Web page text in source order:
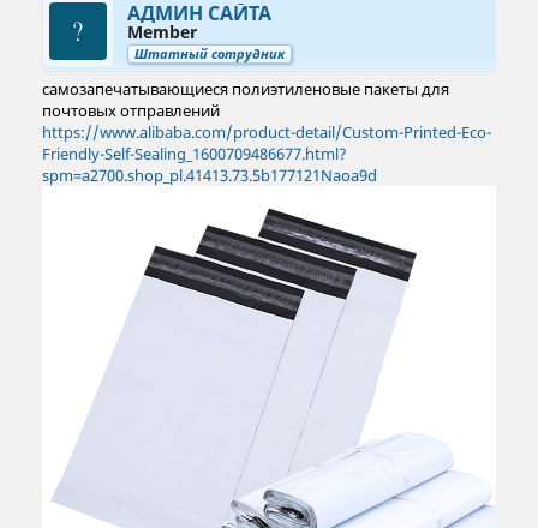
АДМИН САЙТА
Member
Штатный сотрудник
самозапечатывающиеся полиэтиленовые пакеты для
почтовых отправлений
https://www.alibaba.com/product-detail/Custom-Printed-Eco-
Friendly-Self-Sealing_1600709486677.html?
spm=a2700.shop_pl.41413.73.5b177121Naoa9d